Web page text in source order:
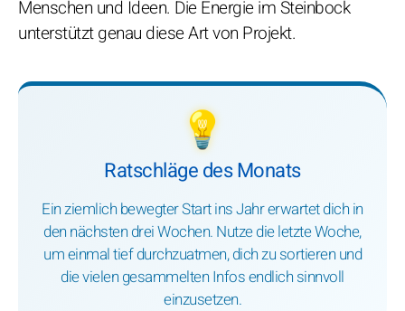
Menschen und Ideen. Die Energie im Steinbock
unterstützt genau diese Art von Projekt.
💡
Ratschläge des Monats
Ein ziemlich bewegter Start ins Jahr erwartet dich in
den nächsten drei Wochen. Nutze die letzte Woche,
um einmal tief durchzuatmen, dich zu sortieren und
die vielen gesammelten Infos endlich sinnvoll
einzusetzen.